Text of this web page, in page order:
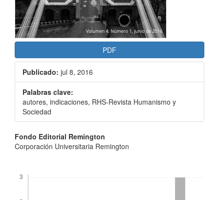
PDF
Publicado: jul 8, 2016
Palabras clave:
autores, indicaciones, RHS-Revista Humanismo y
Sociedad
Contenido
principal
del
Fondo Editorial Remington
Corporación Universitaria Remington